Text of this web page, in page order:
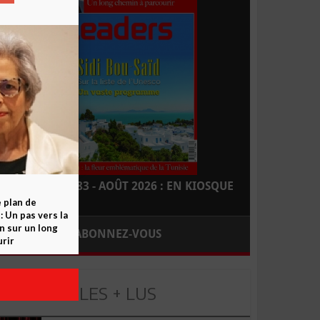
LEADERS N° 183 - AOÛT 2026 : EN KIOSQUE
ABONNEZ-VOUS
LES + LUS
plan de
Un pas vers la
sur un long